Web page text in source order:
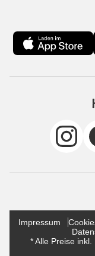
Impressum
* Alle Preise